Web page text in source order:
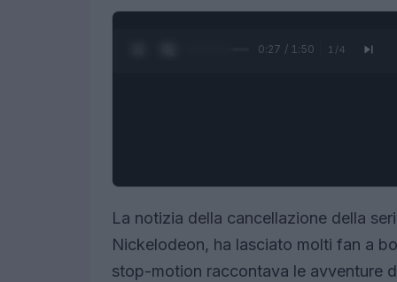
0:28 / 1:50 1 /4
La notizia della cancellazione della
Nickelodeon, ha lasciato molti fan a
stop-motion raccontava le avventure